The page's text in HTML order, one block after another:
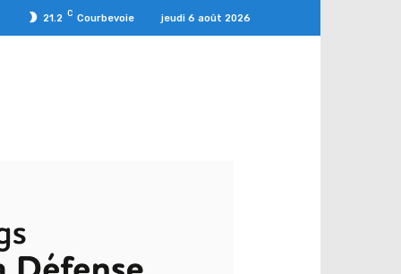
21.2 C Courbevoie jeudi 6 août 2026